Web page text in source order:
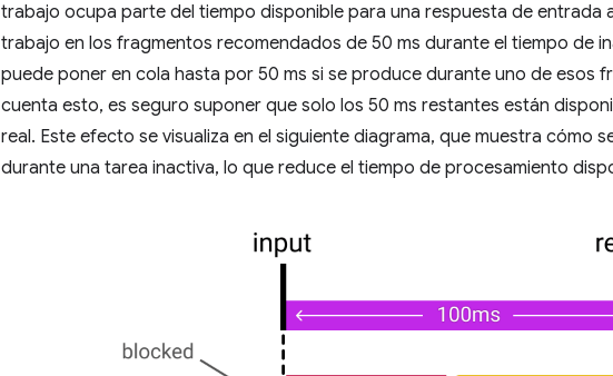
trabajo ocupa parte del tiempo disponible para una respuesta de entrada
trabajo en los fragmentos recomendados de 50 ms durante el tiempo de
puede poner en cola hasta por 50 ms si se produce durante uno de esos
cuenta esto, es seguro suponer que solo los 50 ms restantes están
real. Este efecto se visualiza en el siguiente diagrama, que muestra cómo
durante una tarea inactiva, lo que reduce el tiempo de procesamiento